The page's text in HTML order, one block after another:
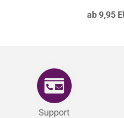
ab 9,95
Support